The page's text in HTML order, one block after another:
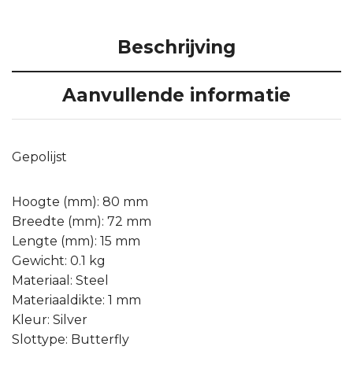
Beschrijving
Aanvullende informatie
Gepolijst
Hoogte (mm): 80 mm
Breedte (mm): 72 mm
Lengte (mm): 15 mm
Gewicht: 0.1 kg
Materiaal: Steel
Materiaaldikte: 1 mm
Kleur: Silver
Slottype: Butterfly